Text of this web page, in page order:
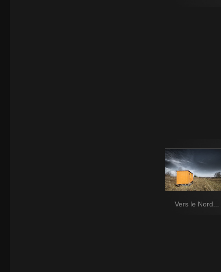
Vers le Nord...